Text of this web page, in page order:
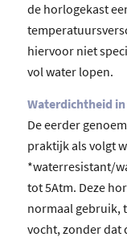
de horlogekast
hiervoor niet
vol water lopen.
Waterdichtheid
De eerder
praktijk als volgt
*waterresistant/
tot 5Atm. Deze
normaal gebruik,
vocht, zonder dat